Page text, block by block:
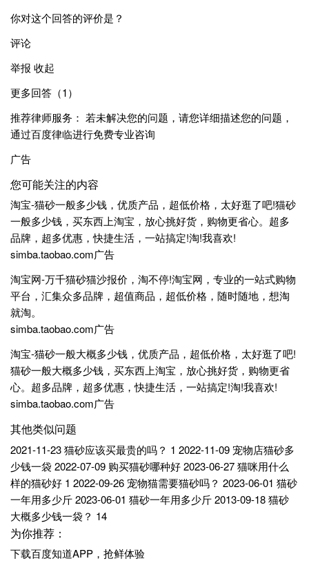
你对这个回答的评价是？
评论
举报 收起
更多回答（1）
推荐律师服务： 若未解决您的问题，请您详细描述您的问题，
通过百度律临进行免费专业咨询
广告
您可能关注的内容
淘宝-猫砂一般多少钱，优质产品，超低价格，太好逛了吧!猫砂
一般多少钱，买东西上淘宝，放心挑好货，购物更省心。超多
品牌，超多优惠，快捷生活，一站搞定!淘!我喜欢!
simba.taobao.com广告
淘宝网-万千猫砂猫沙报价，淘不停!淘宝网，专业的一站式购物
平台，汇集众多品牌，超值商品，超低价格，随时随地，想淘
就淘。
simba.taobao.com广告
淘宝-猫砂一般大概多少钱，优质产品，超低价格，太好逛了吧!
猫砂一般大概多少钱，买东西上淘宝，放心挑好货，购物更省
心。超多品牌，超多优惠，快捷生活，一站搞定!淘!我喜欢!
simba.taobao.com广告
其他类似问题
2021-11-23 猫砂应该买最贵的吗？ 1 2022-11-09 宠物店猫砂多
少钱一袋 2022-07-09 购买猫砂哪种好 2023-06-27 猫咪用什么
样的猫砂好 1 2022-09-26 宠物猫需要猫砂吗？ 2023-06-01 猫砂
一年用多少斤 2023-06-01 猫砂一年用多少斤 2013-09-18 猫砂
大概多少钱一袋？ 14
为你推荐：
下载百度知道APP，抢鲜体验